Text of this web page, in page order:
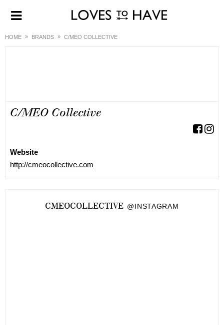
HOME BRANDS C/MEO COLLECTIVE
C/MEO Collective
Website
http://cmeocollective.com
CMEOCOLLECTIVE @INSTAGRAM